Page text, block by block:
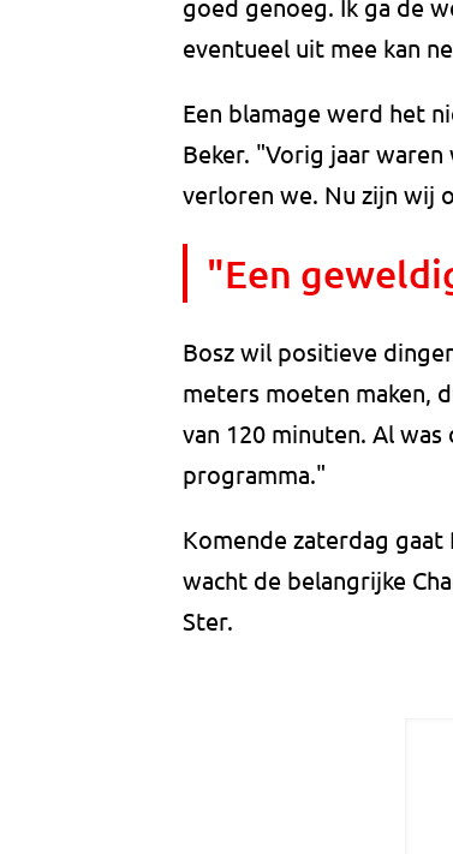
goed genoeg. Ik ga de
eventueel uit mee kan
Een blamage werd het
Beker. "Vorig jaar
verloren we. Nu zijn wij
"Een
Bosz wil positieve
meters moeten maken,
van 120 minuten. Al
programma."
Komende zaterdag gaat
wacht de belangrijke
Ster.